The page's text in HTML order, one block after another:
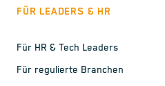
FÜR LEADERS & HR
Für HR & Tech Leaders
Für regulierte Branchen